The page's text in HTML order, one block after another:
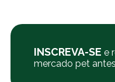
INSCREVA-SE e
mercado pet